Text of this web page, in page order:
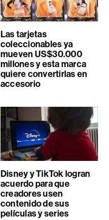
Las tarjetas
coleccionables ya
mueven US$30.000
millones y esta marca
quiere convertirlas en
accesorio
Disney y TikTok logran
acuerdo para que
creadores usen
contenido de sus
películas y series